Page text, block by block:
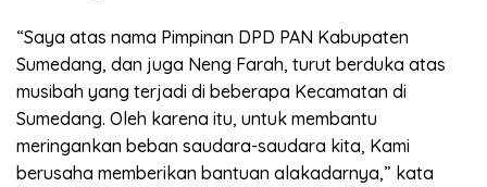
“Saya atas nama Pimpinan DPD PAN Kabupaten
Sumedang, dan juga Neng Farah, turut berduka atas
musibah yang terjadi di beberapa Kecamatan di
Sumedang. Oleh karena itu, untuk membantu
meringankan beban saudara-saudara kita, Kami
berusaha memberikan bantuan alakadarnya,” kata